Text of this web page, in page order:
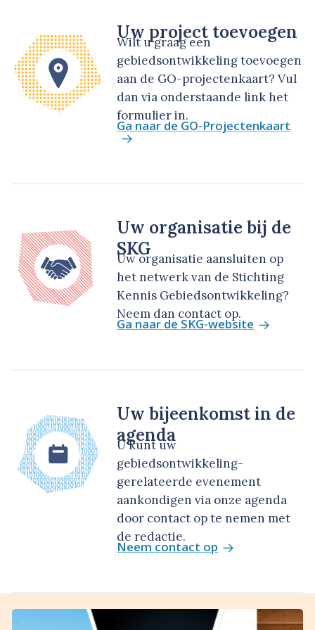
Uw project toevoegen
Wilt u graag een
gebiedsontwikkeling toevoegen
aan de GO-projectenkaart? Vul
dan via onderstaande link het
formulier in.
Ga naar de GO-Projectenkaart
Uw organisatie bij de
SKG
Uw organisatie aansluiten op
het netwerk van de Stichting
Kennis Gebiedsontwikkeling?
Neem dan contact op.
Ga naar de SKG-website
Uw bijeenkomst in de
agenda
U kunt uw
gebiedsontwikkeling-
gerelateerde evenement
aankondigen via onze agenda
door contact op te nemen met
de redactie.
Neem contact op